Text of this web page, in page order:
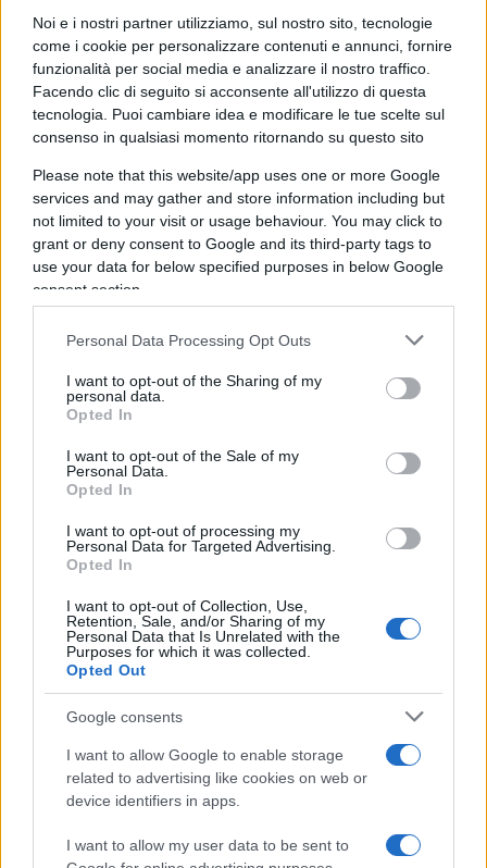
Noi e i nostri partner utilizziamo, sul nostro sito, tecnologie
come i cookie per personalizzare contenuti e annunci, fornire
funzionalità per social media e analizzare il nostro traffico.
Facendo clic di seguito si acconsente all'utilizzo di questa
tecnologia. Puoi cambiare idea e modificare le tue scelte sul
consenso in qualsiasi momento ritornando su questo sito
Please note that this website/app uses one or more Google
services and may gather and store information including but
not limited to your visit or usage behaviour. You may click to
grant or deny consent to Google and its third-party tags to
use your data for below specified purposes in below Google
consent section.
Personal Data Processing Opt Outs
I want to opt-out of the Sharing of my
personal data.
Opted In
I want to opt-out of the Sale of my
Personal Data.
Opted In
I want to opt-out of processing my
Personal Data for Targeted Advertising.
Opted In
I want to opt-out of Collection, Use,
Retention, Sale, and/or Sharing of my
Personal Data that Is Unrelated with the
Purposes for which it was collected.
Opted Out
Google consents
I want to allow Google to enable storage
related to advertising like cookies on web or
device identifiers in apps.
I want to allow my user data to be sent to
Qatar e Iran
Da notare nella mappa anche la presenza del
attraverso la Georgia e la Turchia, e in Cina
attraverso il Turkmenistan. IlMiddle Corridorgià
oggi riceve quantitàsempre crescenti di gas
iraniano. Tra le riserve di gas naturaleconosciute,
la terza più grande è in Qatar, la seconda in Iran.
La prima in Russia. Il gas naturale del Qatar è
russo in Europa.
Dopo l’invasione del febbraio 2022, il Qatar si è
schierato fermamente al fianco dell’Ucraina, cosa
contrattiper la fornitura di gas con l’Occidente,
ma recentemente,
Facendo anche da tramite per la liberazione di
ostaggi civili ucraini. Unprequelal film che stiamo
vedendo oggi con gli ostaggi israeliani di
éntentetraQatareIran, col beneplacito della
Turchia, mette i due Paesi nella condizione di
alleanza con la Russia, di controllare più del 50